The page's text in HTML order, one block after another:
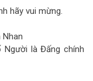
hãy vui mừng.
Nhan
Người là Đấng chính